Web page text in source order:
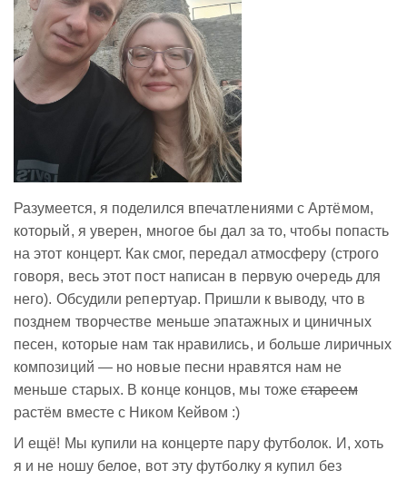
Разумеется, я поделился впечатлениями с Артёмом,
который, я уверен, многое бы дал за то, чтобы попасть
на этот концерт. Как смог, передал атмосферу (строго
говоря, весь этот пост написан в первую очередь для
него). Обсудили репертуар. Пришли к выводу, что в
позднем творчестве меньше эпатажных и циничных
песен, которые нам так нравились, и больше лиричных
композиций — но новые песни нравятся нам не
меньше старых. В конце концов, мы тожестареем
растём вместе с Ником Кейвом :)
И ещё! Мы купили на концерте пару футболок. И, хоть
я и не ношу белое, вот эту футболку я купил без